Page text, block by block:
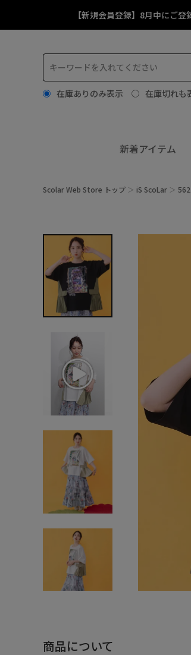
【新規会員登録】8月中にご
在庫ありのみ表示 在庫切れも
新着アイテム
Scolar Web Store トップ iS ScoLar
商品について